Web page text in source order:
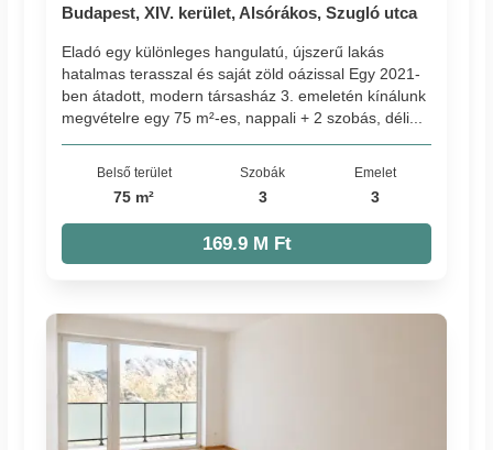
Budapest, XIV. kerület, Alsórákos, Szugló utca
Eladó egy különleges hangulatú, újszerű lakás
hatalmas terasszal és saját zöld oázissal Egy 2021-
ben átadott, modern társasház 3. emeletén kínálunk
megvételre egy 75 m²-es, nappali + 2 szobás, déli...
Belső terület
75 m²
Szobák
3
Emelet
3
169.9 M Ft